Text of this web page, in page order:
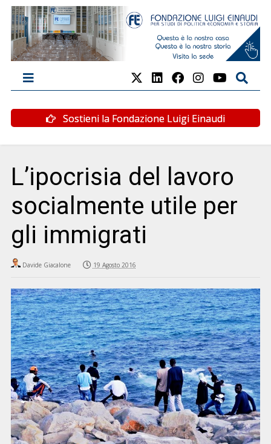
Sostieni la Fondazione Luigi Einaudi
L’ipocrisia del lavoro
socialmente utile per
gli immigrati
Davide Giacalone 19 Agosto 2016